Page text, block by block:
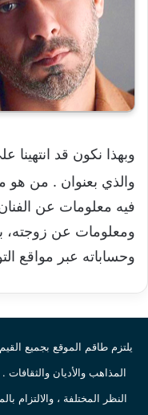
وبهذا نكون قد انتهينا
والذي بعنوان . من هو
فيه معلومات عن
ومعلومات عن زوجته،
وحساباته عبر مواقع
يلتزم طاقم الموقع بجميع
المذاهب والأديان
النظر المختلفة ، والالتزام